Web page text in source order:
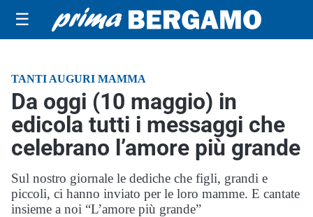
☰
TANTI AUGURI MAMMA
Da oggi (10 maggio) in
edicola tutti i messaggi che
celebrano l’amore più grande
Sul nostro giornale le dediche che figli, grandi e
piccoli, ci hanno inviato per le loro mamme. E cantate
insieme a noi “L’amore più grande”